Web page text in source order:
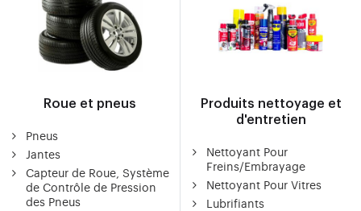
Roue et pneus
Pneus
Jantes
Capteur de Roue, Système
de Contrôle de Pression
des Pneus
Produits nettoyage et
d'entretien
Nettoyant Pour
Freins/Embrayage
Nettoyant Pour Vitres
Lubrifiants